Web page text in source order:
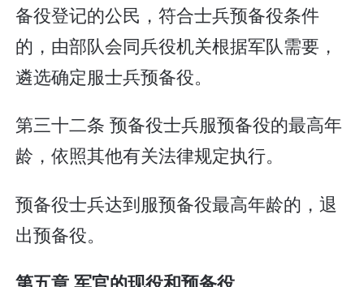
备役登记的公民，符合士兵预备役条件
的，由部队会同兵役机关根据军队需要，
遴选确定服士兵预备役。
第三十二条 预备役士兵服预备役的最高年
龄，依照其他有关法律规定执行。
预备役士兵达到服预备役最高年龄的，退
出预备役。